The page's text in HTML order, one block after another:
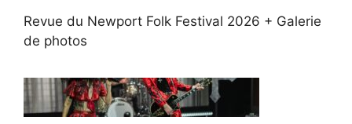
Revue du Newport Folk Festival 2026 + Galerie
de photos